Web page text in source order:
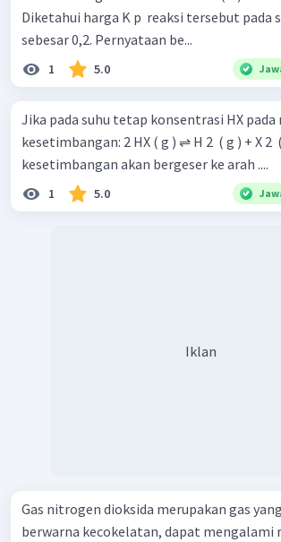
Diketahui harga K p ​ reaksi tersebut pada
sebesar 0,2. Pernyataan be...
1 5.0
Jika pada suhu tetap konsentrasi HX pada
kesetimbangan: 2 HX ( g ) ⇌ H 2 ​ ( g ) + X 2 ​ ( g ) diperbesar,
kesetimbangan akan bergeser ke arah ....
1 5.0
Iklan
Gas nitrogen dioksida merupakan gas
berwarna kecokelatan, dapat mengalami